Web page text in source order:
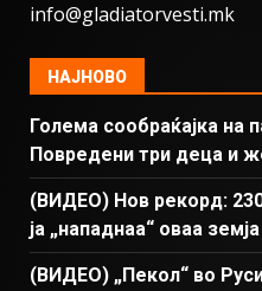
info@gladiatorvesti.mk
НАЈНОВО
Голема сообраќајка на
Повредени три деца и
(ВИДЕО) Нов рекорд:
ја „нападнаа“ оваа земја
(ВИДЕО) „Пекол“ во